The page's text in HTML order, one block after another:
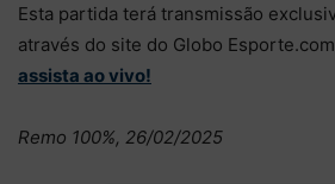
Esta partida terá transmissão
através do site do Globo
assista ao vivo!
Remo 100%, 26/02/2025